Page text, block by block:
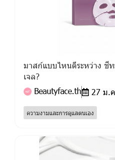
มาสก์แบบไหนดีระหว่าง ชี
เจล?
Beautyface.th
27 ม.
ความงามและการดูแลตนเอง